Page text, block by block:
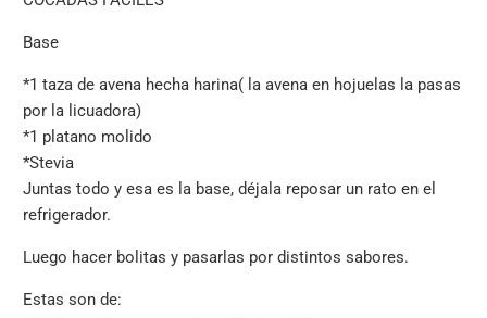
Base
*1 taza de avena hecha harina( la avena en hojuelas la pasas
por la licuadora)
*1 platano molido
*Stevia
Juntas todo y esa es la base, déjala reposar un rato en el
refrigerador.
Luego hacer bolitas y pasarlas por distintos sabores.
Estas son de: